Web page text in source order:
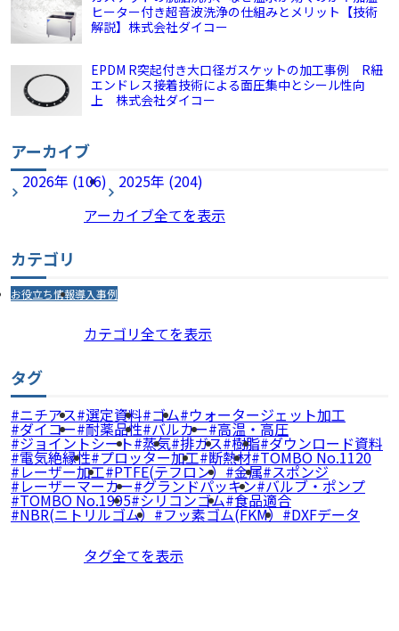
ヒーター付き超音波洗浄の仕組みとメリット【技術
解説】株式会社ダイコー
EPDM R突起付き大口径ガスケットの加工事例 R紐
エンドレス接着技術による面圧集中とシール性向
上 株式会社ダイコー
アーカイブ
2026年 (106)
2025年 (204)
アーカイブ全てを表示
カテゴリ
お役立ち情報導入事例
カテゴリ全てを表示
タグ
ニチアス 選定資料 ゴム ウォータージェット加工
ダイコー 耐薬品性 バルカー 高温・高圧
ジョイントシート 蒸気 排ガス 樹脂 ダウンロード資料
電気絶縁性 プロッター加工 断熱材 TOMBO No.1120
レーザー加工 PTFE(テフロン） 金属 スポンジ
レーザーマーカー グランドパッキン バルブ・ポンプ
TOMBO No.1995 シリコンゴム 食品適合
NBR(ニトリルゴム） フッ素ゴム(FKM） DXFデータ
タグ全てを表示